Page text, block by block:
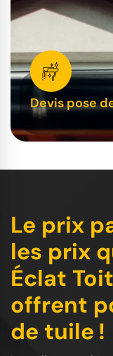
Devis pose
Le prix
les prix
Éclat
offrent
de tuile !